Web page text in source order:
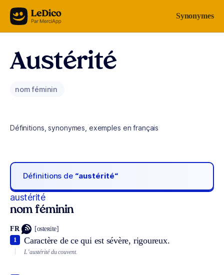
Aller au contenu Synonymes
Austérité
nom féminin
Définitions, synonymes, exemples en français
Définitions de “austérité“
austérité
nom féminin
FR [osteʀite]
Caractère de ce qui est sévère, rigoureux.
1
L’austérité du couvent.